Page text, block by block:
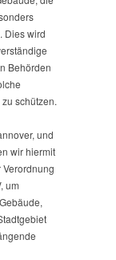
Dies wird
Behörden
schützen.
und
wir hiermit
um